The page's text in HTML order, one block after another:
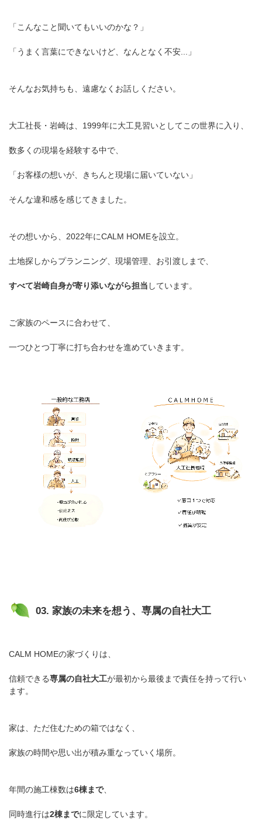
「こんなこと聞いてもいいのかな？」
「うまく言葉にできないけど、なんとなく不安...」
そんなお気持ちも、遠慮なくお話しください。
大工社長・岩崎は、1999年に大工見習いとしてこの世界に入り、
数多くの現場を経験する中で、
「お客様の想いが、きちんと現場に届いていない」
そんな違和感を感じてきました。
その想いから、2022年にCALM HOMEを設立。
土地探しからプランニング、現場管理、お引渡しまで、
すべて岩崎自身が寄り添いながら担当 しています。
ご家族のペースに合わせて、
一つひとつ丁寧に打ち合わせを進めていきます。
03. 家族の未来を想う、専属の自社大工
CALM HOMEの家づくりは、
信頼できる専属の自社大工が最初から最後まで責任を持って行い
ます。
家は、ただ住むための箱ではなく、
家族の時間や思い出が積み重なっていく場所。
年間の施工棟数は6棟まで、
同時進行は2棟までに限定しています。